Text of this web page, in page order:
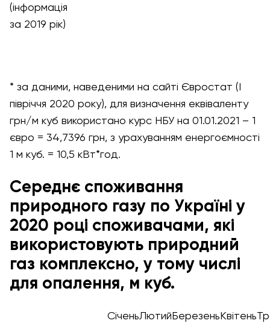
(інформація
за 2019 рік)
* за даними, наведеними на сайті Євростат (І
півріччя 2020 року), для визначення еквіваленту
грн/м куб використано курс НБУ на 01.01.2021 – 1
євро = 34,7396 грн, з урахуванням енергоємності
1 м куб. = 10,5 кВт*год.
Середнє споживання
природного газу по Україні у
2020 році споживачами, які
використовують природний
газ комплексно, у тому числі
для опалення, м куб.
СіченьЛютий Березень Квітень